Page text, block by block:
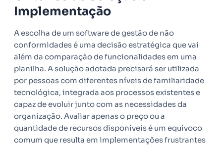
Implementação
A escolha de um software de gestão de não
conformidades é uma decisão estratégica que vai
além da comparação de funcionalidades em uma
planilha. A solução adotada precisará ser utilizada
por pessoas com diferentes níveis de familiaridade
tecnológica, integrada aos processos existentes e
capaz de evoluir junto com as necessidades da
organização. Avaliar apenas o preço ou a
quantidade de recursos disponíveis é um equívoco
comum que resulta em implementações frustrantes